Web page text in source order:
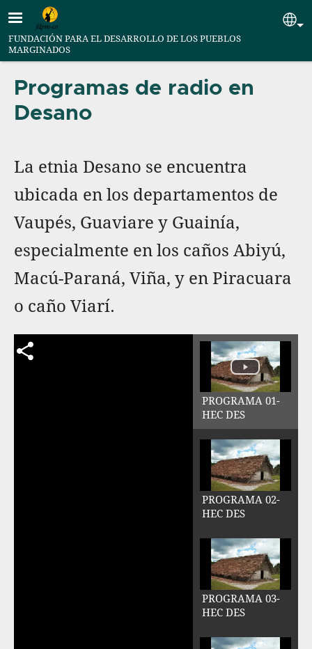
Pasar al contenido principal
FUNDACIÓN PARA EL DESARROLLO DE LOS PUEBLOS
MARGINADOS
Programas de radio en
Desano
La etnia Desano se encuentra
ubicada en los departamentos de
Vaupés, Guaviare y Guainía,
especialmente en los caños Abiyú,
Macú-Paraná, Viña, y en Piracuara
o caño Viarí.
PROGRAMA 01-
HEC DES
PROGRAMA 02-
HEC DES
PROGRAMA 03-
HEC DES